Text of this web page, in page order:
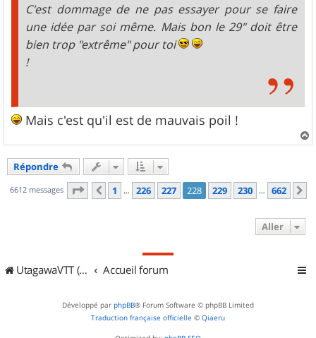
C'est dommage de ne pas essayer pour se faire
une idée par soi même. Mais bon le 29" doit être
bien trop "extrême" pour toi
!
Mais c'est qu'il est de mauvais poil !
a
Répondre
6612 messages Page 228 sur662
Précédent
1 … 226 227 228 229 230 … 662
Aller
UtagawaVTT (Randos VTT et VTTAE avec traces GPS) Accueil forum
Développé par phpBB® Forum Software © phpBB Limited
Traduction française officielle © Qiaeru